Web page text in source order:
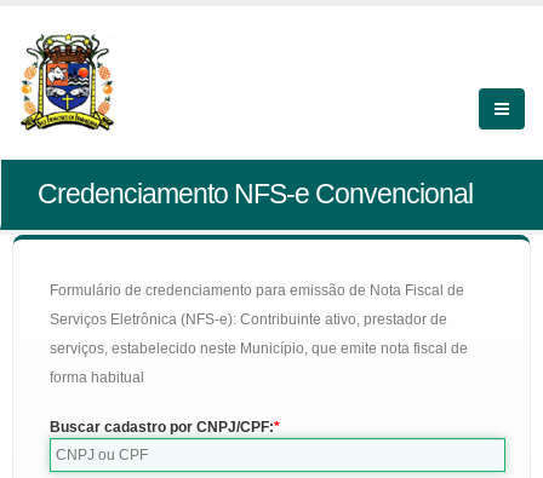
Credenciamento NFS-e Convencional
Formulário de credenciamento para emissão de Nota Fiscal de
Serviços Eletrônica (NFS-e): Contribuinte ativo, prestador de
serviços, estabelecido neste Município, que emite nota fiscal de
forma habitual
Buscar cadastro por CNPJ/CPF: